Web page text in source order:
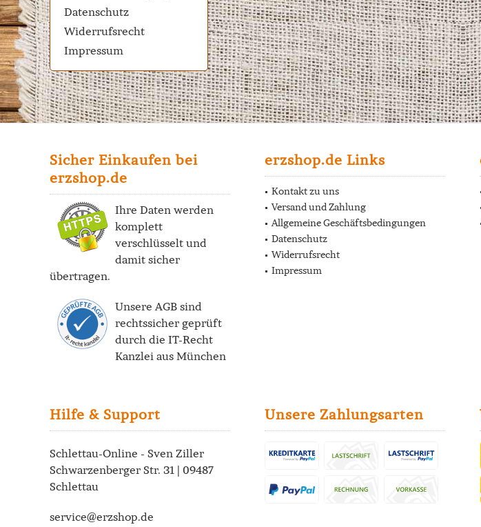
Datenschutz
Widerrufsrecht
Impressum
Sicher Einkaufen bei
erzshop.de
Ihre Daten werden
komplett
verschlüsselt und
damit sicher
übertragen.
Unsere AGB sind
rechtssicher geprüft
durch die IT-Recht
Kanzlei aus München
erzshop.de Links
Kontakt zu uns
Versand und Zahlung
Allgemeine Geschäftsbedingungen
Datenschutz
Widerrufsrecht
Impressum
Hilfe & Support
Schlettau-Online - Sven Ziller
Schwarzenberger Str. 31 | 09487
Schlettau
service@erzshop.de
Unsere Zahlungsarten